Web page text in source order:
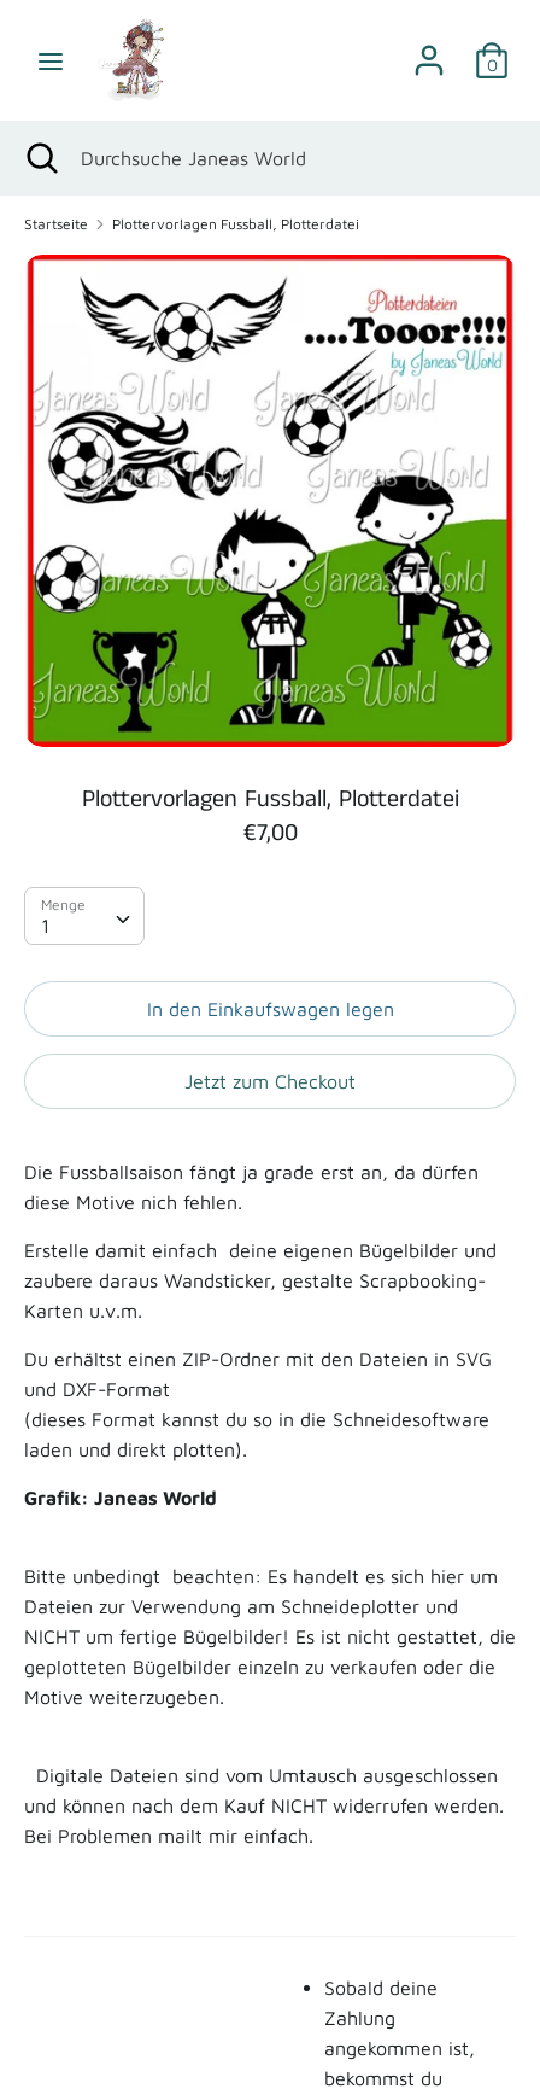
Inhalt
0
Durchsuche
World
SuchenDurchsuche
Suche
schließen
Startseite Plottervorlagen Fussball, Plotterdatei
Plottervorlagen Fussball, Plotterdatei
€7,00
Menge
1
Menge
In den Einkaufswagen legen
Jetzt zum Checkout
Die Fussballsaison fängt ja grade erst an, da dürfen
diese Motive nich fehlen.
Erstelle damit einfach deine eigenen Bügelbilder und
zaubere daraus Wandsticker, gestalte Scrapbooking-
Karten u.v.m.
Du erhältst einen ZIP-Ordner mit den Dateien in SVG
und DXF-Format
(dieses Format kannst du so in die Schneidesoftware
laden und direkt plotten).
Grafik: Janeas World
Bitte unbedingt beachten: Es handelt es sich hier um
Dateien zur Verwendung am Schneideplotter und
NICHT um fertige Bügelbilder! Es ist nicht gestattet, die
geplotteten Bügelbilder einzeln zu verkaufen oder die
Motive weiterzugeben.
Digitale Dateien sind vom Umtausch ausgeschlossen
und können nach dem Kauf NICHT widerrufen werden.
Bei Problemen mailt mir einfach.
Sobald deine
Zahlung
angekommen ist,
bekommst du